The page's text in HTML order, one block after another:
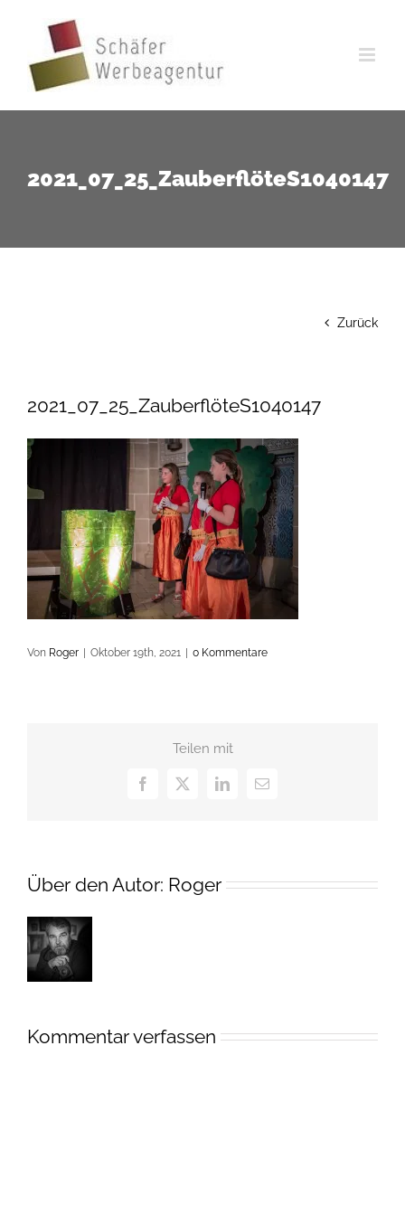
springen
2021_07_25_ZauberflöteS1040147
Zurück
2021_07_25_ZauberflöteS1040147
Von Roger Oktober 19th, 2021 0 Kommentare
Teilen mit
Facebook
X LinkedIn
E-
Über den Autor: Roger
Kommentar verfassen